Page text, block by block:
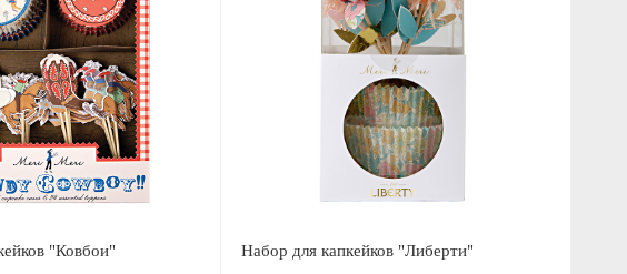
"Ковбои" Набор для капкейков "Либерти"